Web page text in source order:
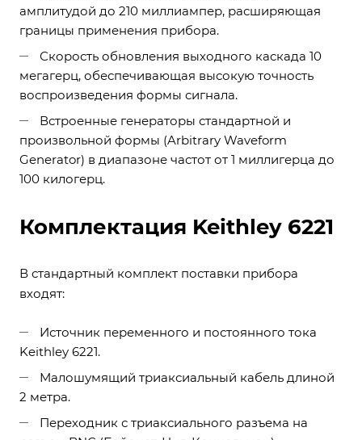
амплитудой до 210 миллиампер, расширяющая
границы применения прибора.
Скорость обновления выходного каскада 10
мегагерц, обеспечивающая высокую точность
воспроизведения формы сигнала.
Встроенные генераторы стандартной и
произвольной формы (Arbitrary Waveform
Generator) в диапазоне частот от 1 миллигерца до
100 килогерц.
Комплектация Keithley 6221
В стандартный комплект поставки прибора
входят:
Источник переменного и постоянного тока
Keithley 6221.
Малошумящий триаксиальный кабель длиной
2 метра.
Переходник с триаксиального разъема на